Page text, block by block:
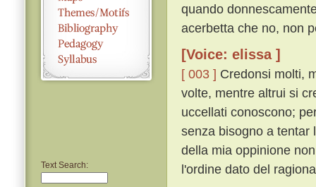
Text Search:
quando
acerbetta che no, non
[Voice: elissa ]
[ 003 ] Credonsi molti,
volte, mentre altrui si
uccellati conoscono;
senza bisogno a tentar
della mia oppinione
l'ordine dato del